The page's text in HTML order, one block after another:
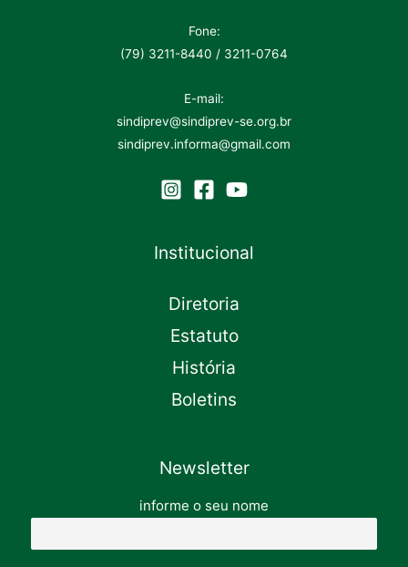
Fone:
(79) 3211-8440 / 3211-0764
E-mail:
sindiprev@sindiprev-se.org.br
sindiprev.informa@gmail.com
Institucional
Diretoria
Estatuto
História
Boletins
Newsletter
informe o seu nome